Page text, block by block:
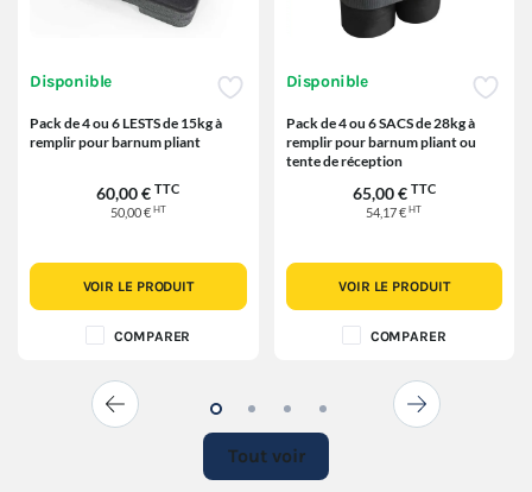
Disponible
Pack de 4 ou 6 LESTS de 15kg à
remplir pour barnum pliant
60,00 € TTC
50,00 € HT
VOIR LE PRODUIT
COMPARER
Disponible
Pack de 4 ou 6 SACS de 28kg à
remplir pour barnum pliant ou
tente de réception
65,00 € TTC
54,17 €HT
VOIR LE PRODUIT
COMPARER
Tout voir